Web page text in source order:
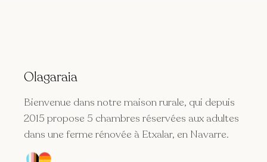
Olagaraia
Bienvenue dans notre maison rurale, qui depuis
2015 propose 5 chambres réservées aux adultes
dans une ferme rénovée à Etxalar, en Navarre.